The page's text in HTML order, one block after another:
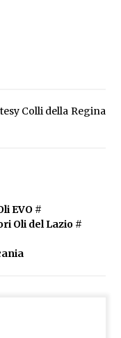
Colli della Regina
EVO#
Oli del Lazio#